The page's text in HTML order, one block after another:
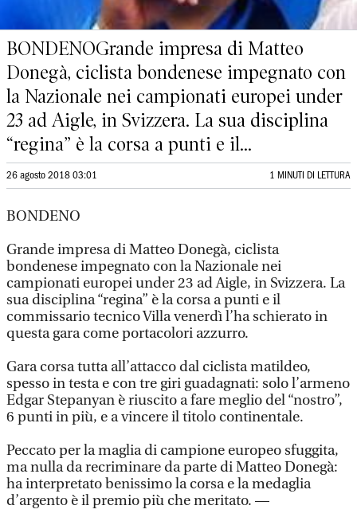
BONDENOGrande impresa di Matteo
Donegà, ciclista bondenese impegnato con
la Nazionale nei campionati europei under
23 ad Aigle, in Svizzera. La sua disciplina
“regina” è la corsa a punti e il...
26 agosto 2018 03:01 1 MINUTI DI LETTURA
BONDENO
Grande impresa di Matteo Donegà, ciclista
bondenese impegnato con la Nazionale nei
campionati europei under 23 ad Aigle, in Svizzera. La
sua disciplina “regina” è la corsa a punti e il
commissario tecnico Villa venerdì l’ha schierato in
questa gara come portacolori azzurro.
Gara corsa tutta all’attacco dal ciclista matildeo,
spesso in testa e con tre giri guadagnati: solo l’armeno
Edgar Stepanyan è riuscito a fare meglio del “nostro”,
6 punti in più, e a vincere il titolo continentale.
Peccato per la maglia di campione europeo sfuggita,
ma nulla da recriminare da parte di Matteo Donegà:
ha interpretato benissimo la corsa e la medaglia
d’argento è il premio più che meritato. —